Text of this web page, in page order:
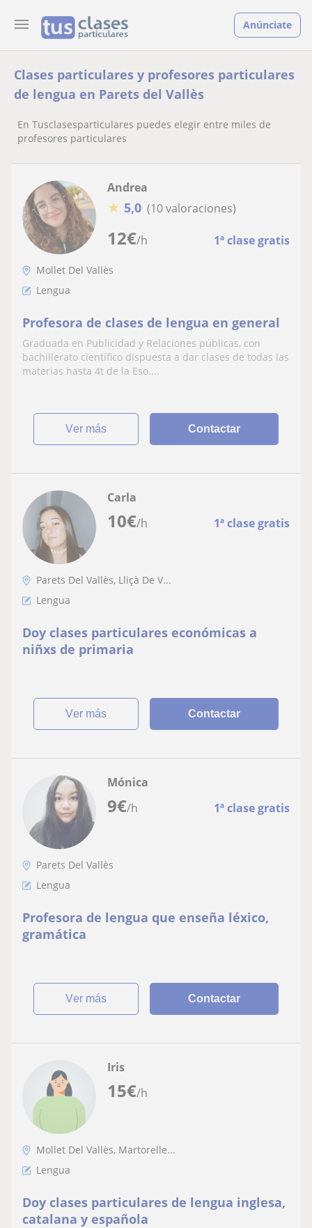
Anúnciate
Clases particulares y profesores particulares
de lengua en Parets del Vallès
En Tusclasesparticulares puedes elegir entre miles de
profesores particulares
12€/h 1ª clase gratis
Andrea
★ 5,0 (10 valoraciones)
Mollet Del Vallès
Lengua
Profesora de clases de lengua en general
Graduada en Publicidad y Relaciones públicas, con
bachillerato científico dispuesta a dar clases de todas las
materias hasta 4t de la Eso....
ver más Contactar
10€/h 1ª clase gratis
Carla
Parets Del Vallès, Lliçà De V...
Lengua
Doy clases particulares económicas a
niñxs de primaria
ver más Contactar
9€/h 1ª clase gratis
Mónica
Parets Del Vallès
Lengua
Profesora de lengua que enseña léxico,
gramática
ver más Contactar
15€/h
Iris
Mollet Del Vallès, Martorelle...
Lengua
Doy clases particulares de lengua inglesa,
catalana y española